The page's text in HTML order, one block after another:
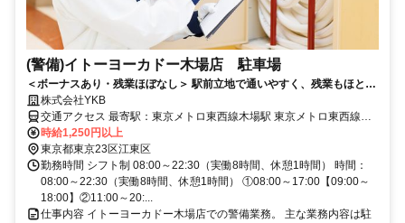
(警備)イトーヨーカドー木場店 駐車場
＜ボーナスあり・残業ほぼなし＞ 駅前立地で通いやすく、残業もほとん
株式会社YKB
交通アクセス 最寄駅：東京メトロ東西線木場駅 東京メトロ東西線木
場駅から徒歩２分
時給1,250円以上
東京都東京23区江東区
勤務時間 シフト制 08:00～22:30（実働8時間、休憩1時間） 時間：
08:00～22:30（実働8時間、休憩1時間） ①08:00～17:00【09:00～
18:00】②11:00～20:...
仕事内容 イトーヨーカドー木場店での警備業務。 主な業務内容は駐